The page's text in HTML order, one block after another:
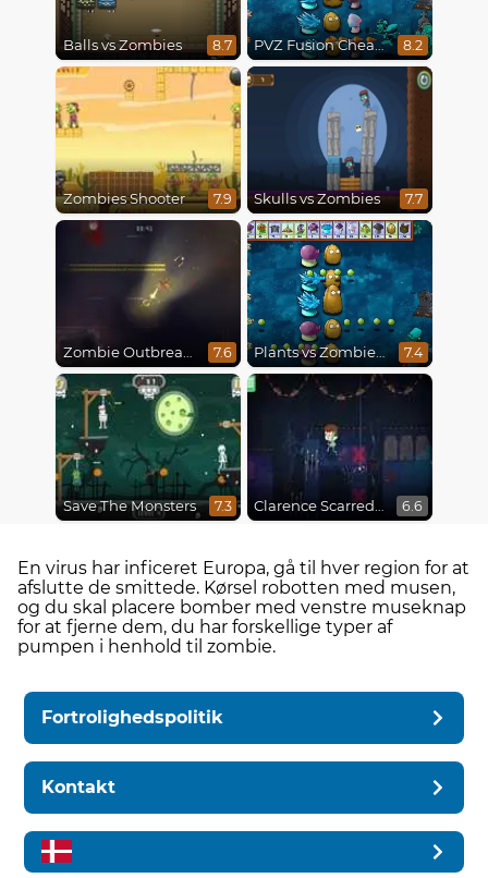
Balls vs Zombies 8.7 PVZ Fusion Cheats 8.2
Zombies Shooter 7.9 Skulls vs Zombies 7.7
Zombie Outbreak Arena 7.6 Plants vs Zombies Fusion Mode 7.4
Save The Monsters 7.3 Clarence Scarred Silly 6.6
En virus har inficeret Europa, gå til hver region for at
afslutte de smittede. Kørsel robotten med musen,
og du skal placere bomber med venstre museknap
for at fjerne dem, du har forskellige typer af
pumpen i henhold til zombie.
Fortrolighedspolitik
Kontakt